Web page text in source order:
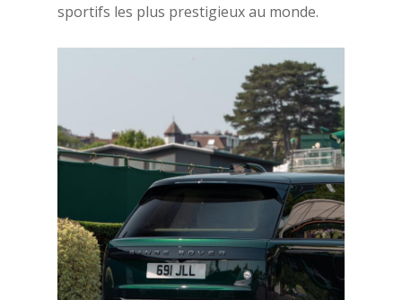
sportifs les plus prestigieux au monde.